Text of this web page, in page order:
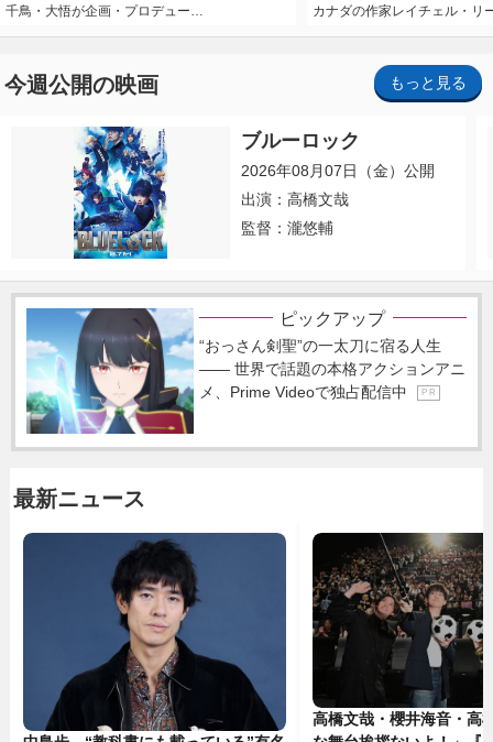
千鳥・大悟が企画・プロデュー…
カナダの作家レイチェル・リ
今週公開の映画 もっと見る
ブルーロック
2026年08月07日（金）公開
出演：高橋文哉
監督：瀧悠輔
ピックアップ
“おっさん剣聖”の一太刀に宿る人生
―― 世界で話題の本格アクションアニ
メ、Prime Videoで独占配信中
P R
最新ニュース
高橋文哉・櫻井海音・高